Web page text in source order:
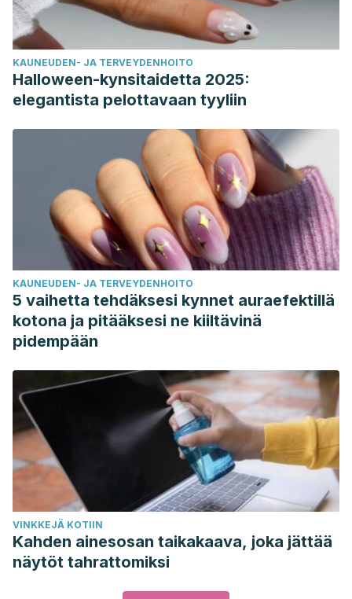
KAUNEUDEN- JA TERVEYDENHOITO
Halloween-kynsitaidetta 2025:
elegantista pelottavaan tyyliin
KAUNEUDEN- JA TERVEYDENHOITO
5 vaihetta tehdäksesi kynnet auraefektillä
kotona ja pitääksesi ne kiiltävinä
pidempään
VINKKEJÄ KOTIIN
Kahden ainesosan taikakaava, joka jättää
näytöt tahrattomiksi